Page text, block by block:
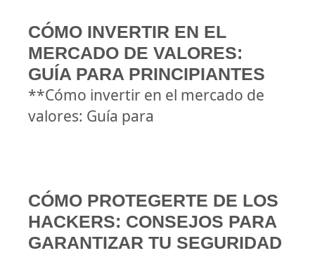
CÓMO INVERTIR EN EL
MERCADO DE VALORES:
GUÍA PARA PRINCIPIANTES
**Cómo invertir en el mercado de
valores: Guía para
CÓMO PROTEGERTE DE LOS
HACKERS: CONSEJOS PARA
GARANTIZAR TU SEGURIDAD